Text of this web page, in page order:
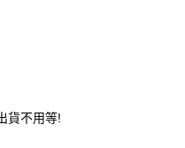
費
貨不用等!